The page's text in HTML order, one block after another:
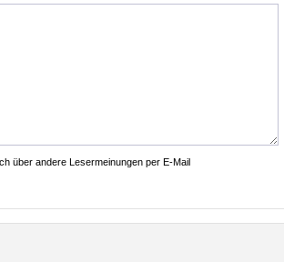
über andere Lesermeinungen per E-Mail